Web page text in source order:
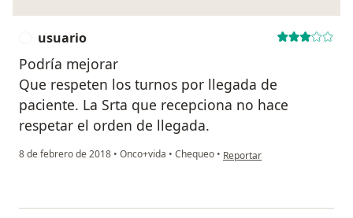
usuario
Podría mejorar
Que respeten los turnos por llegada de
paciente. La Srta que recepciona no hace
respetar el orden de llegada.
8 de febrero de 2018 • Onco+vida • Chequeo • en opinión del usuario
Reportar